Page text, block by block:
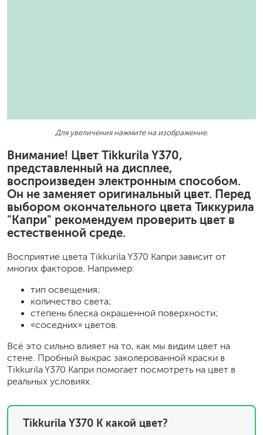
Для увеличения нажмите на изображение.
Внимание! Цвет Tikkurila Y370,
представленный на дисплее,
воспроизведен электронным способом.
Он не заменяет оригинальный цвет. Перед
выбором окончательного цвета Тиккурила
"Капри" рекомендуем проверить цвет в
естественной среде.
Восприятие цвета Tikkurila Y370 Капри зависит от
многих факторов. Например:
тип освещения;
количество света;
степень блеска окрашенной поверхности;
«соседних» цветов.
Всё это сильно влияет на то, как мы видим цвет на
стене. Пробный выкрас заколерованной краски в
Tikkurila Y370 Капри помогает посмотреть на цвет в
реальных условиях.
Tikkurila Y370 К какой цвет?